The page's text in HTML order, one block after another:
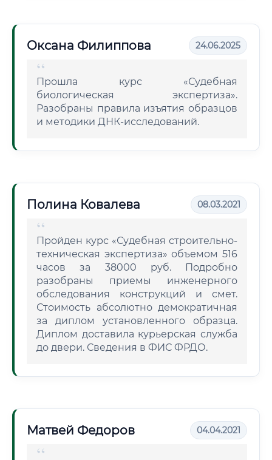
Оксана Филиппова 24.06.2025
Прошла курс «Судебная
биологическая экспертиза».
Разобраны правила изъятия образцов
и методики ДНК-исследований.
Полина Ковалева 08.03.2021
Пройден курс «Судебная строительно-
техническая экспертиза» объемом 516
часов за 38000 руб. Подробно
разобраны приемы инженерного
обследования конструкций и смет.
Стоимость абсолютно демократичная
за диплом установленного образца.
Диплом доставила курьерская служба
до двери. Сведения в ФИС ФРДО.
Матвей Федоров 04.04.2021